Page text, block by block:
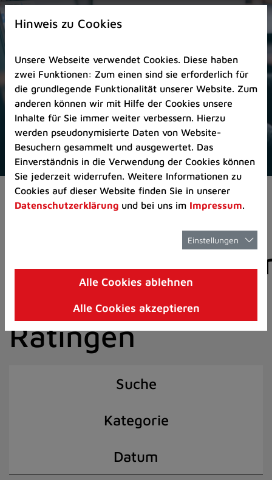
Zur
Startseite
Zum
Seitenanfang
springen
(Schnelltaste
A)
Zur
Navigation/Menü
springen
(Schnelltaste
M)
Zur
8)
I)
Aktuelles Pressemitteilungen
der Stadt
Ratingen
Suche
Kategorie
Datum
Hinweis zu Cookies
Unsere Webseite verwendet Cookies. Diese haben
zwei Funktionen: Zum einen sind sie erforderlich für
die grundlegende Funktionalität unserer Website. Zum
anderen können wir mit Hilfe der Cookies unsere
Inhalte für Sie immer weiter verbessern. Hierzu
werden pseudonymisierte Daten von Website-
Besuchern gesammelt und ausgewertet. Das
Einverständnis in die Verwendung der Cookies können
Sie jederzeit widerrufen. Weitere Informationen zu
Cookies auf dieser Website finden Sie in unserer
Datenschutzerklärung und bei uns im Impressum.
Einstellungen
Alle Cookies ablehnen
Alle Cookies akzeptieren